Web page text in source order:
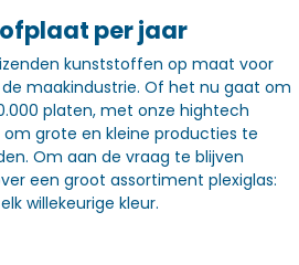
per jaar
kunststoffen op maat voor
maakindustrie. Of het nu gaat om
platen, met onze hightech
grote en kleine producties te
Om aan de vraag te blijven
een groot assortiment plexiglas:
willekeurige kleur.